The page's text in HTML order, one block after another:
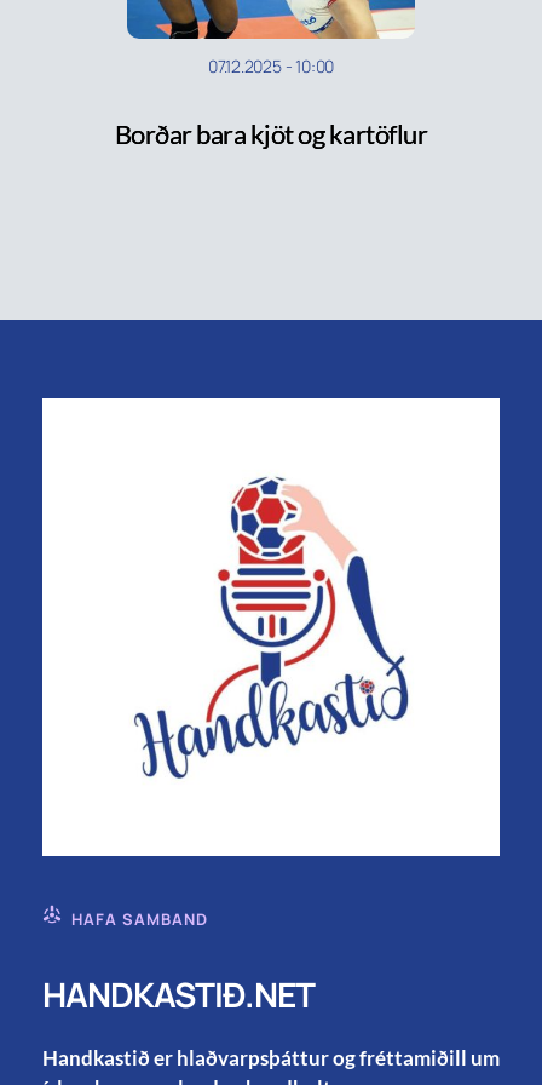
07.12.2025-10:00
Borðar bara kjöt og kartöflur
HAFA SAMBAND
HANDKASTIÐ.NET
Handkastið er hlaðvarpsþáttur og fréttamiðill um